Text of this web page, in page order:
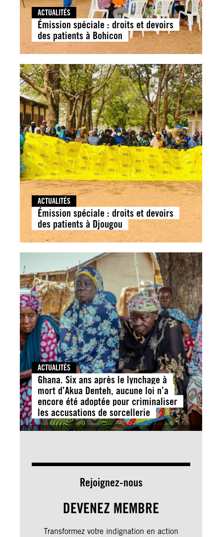
ACTUALITÉS
Émission spéciale : droits et devoirs
des patients à Bohicon
ACTUALITÉS
Émission spéciale : droits et devoirs
des patients à Djougou
ACTUALITÉS
Ghana. Six ans après le lynchage à
mort d’Akua Denteh, aucune loi n’a
encore été adoptée pour criminaliser
les accusations de sorcellerie
Rejoignez-nous
DEVENEZ MEMBRE
Transformez votre indignation en action